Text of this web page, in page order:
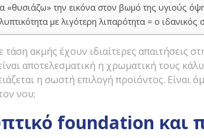
«θυσιάζω» την εικόνα στον βωμό της υγιούς
με λιγότερη λιπαρότητα = ο
τάση ακμής έχουν ιδιαίτερες απαιτήσεις
αποτελεσματική η χρωματική τους
η σωστή επιλογή προϊόντος. Είναι
νου;
foundation και